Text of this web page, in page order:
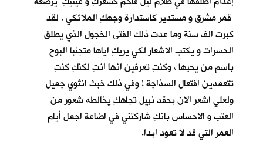
قمر مشرق و مستدير كاستدارة وجهكِ الملائكي . لقد
كبرت الف سنة وما عدت ذلك الفتى الخجول الذي يطلق
الحسرات و يكتب الاشعار لكي يريكِ اياها متجنبا البوح
باسم من يحبها ، وكنتِ تعرفين انها انتِ لكنكِ كنتِ
تتعمدين افتعال السذاجة ! وفي ذلك خبث انثوي جميل
ولعلي اشعر الان بحقد نبيل تجاهكِ يخالطه شعور من
العتب و الاحساس بانكِ شاركتني في اضاعة اجمل أيام
العمر التي قد لا تعود ابدا.